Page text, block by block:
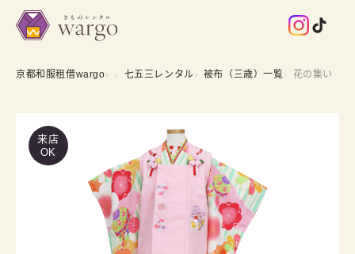
京都和服租借wargo 七五三レンタル 被布（三歳）一覧 花の集い
来店
OK